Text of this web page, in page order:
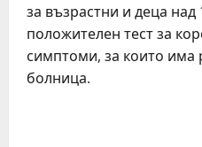
за възрастни и деца
положителен тест за
симптоми, за които има
болница.